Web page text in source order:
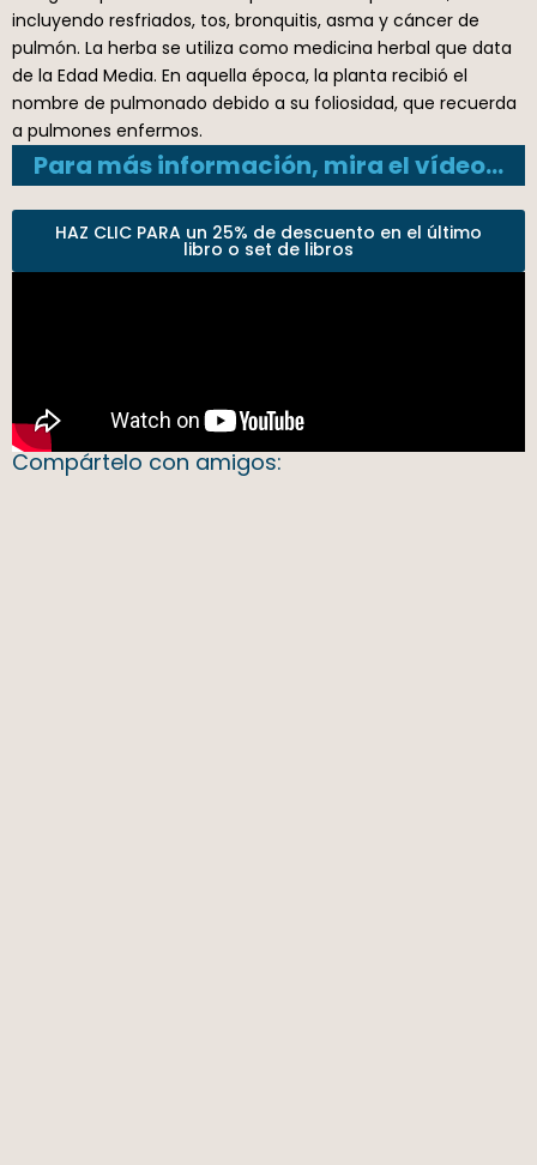
incluyendo resfriados, tos, bronquitis, asma y cáncer de
pulmón. La herba se utiliza como medicina herbal que data
de la Edad Media. En aquella época, la planta recibió el
nombre de pulmonado debido a su foliosidad, que recuerda
a pulmones enfermos.
Para más información, mira el vídeo…
HAZ CLIC PARA un 25% de descuento en el último
libro o set de libros
Compártelo con amigos: